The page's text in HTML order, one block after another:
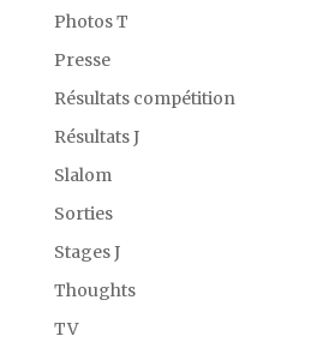
Photos T
Presse
Résultats compétition
Résultats J
Slalom
Sorties
Stages J
Thoughts
TV